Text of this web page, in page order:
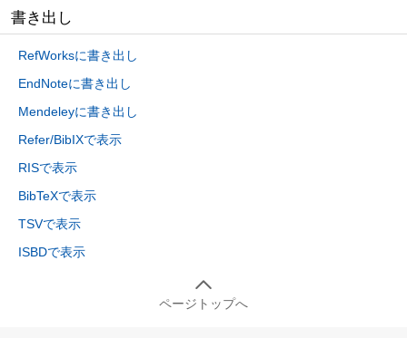
書き出し
RefWorksに書き出し
EndNoteに書き出し
Mendeleyに書き出し
Refer/BibIXで表示
RISで表示
BibTeXで表示
TSVで表示
ISBDで表示
ページトップへ